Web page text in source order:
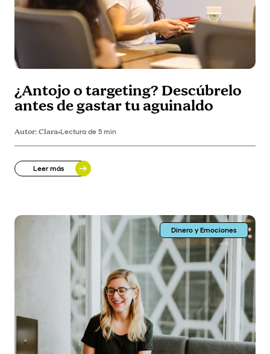
¿Antojo o targeting? Descúbrelo
antes de gastar tu aguinaldo
Autor:Clara•Lectura de 5 min
Leer más
Dinero y Emociones